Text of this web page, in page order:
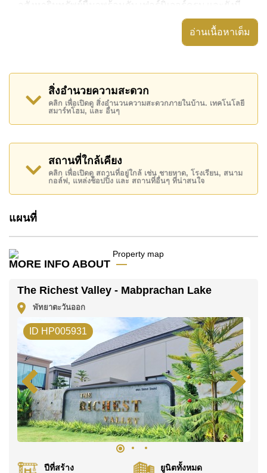
อสังหาริมทรัพย์นี้มาพร้อมกับ เฟอร์นิเจอร์ครบ และยังมี
สิ่งอำนวยความสะดวก ได้แก่ วิลล่าชั้นเดียว, สนามหญ้า
ขนาดเล็ก, พื้นที่นั่งเล่นกลางแจ้งพร้อมหลังคา,
The Richest Valley - Mabprachan Lake มีสิ่งอำนวย
ความสะดวกส่วนกลาง ได้แก่ รักษาความปลอดภัย 24
ชั่วโมง, ทางเข้ามีไม้กั้น
สถานที่สำคัญใกล้ The Richest Valley - Mabprachan
Lake ได้แก่: ใกล้ทางด่วนมอเตอร์เวย์หรือทางหลวง , มาบ
ประชัน เลค, สนามแข่งรถ พีระเรซเซอร์กิต, ไทยโปโล
คลับ, ปีโป้ โพนี่ คลับ, พัทยาเวคพาร์ค, ฟาร์มแกะพัทยา ,
สยามคันทรีคลับ (สนามเก่า ไร่ ริมน้ำ และโรลลิ่งฮิลส์),
จอมเทียน
อสังหาริมทรัพย์นี้มีไว้สำหรับขายในราคา ฿ 16,800,000
บาท
ไทย โดยมี ค่าโอนคนละครึ่ง
ค้นพบโอกาสในการทำให้ที่อยู่อาศัยนี้เป็นบ้านในฝันของ
คุณ!
ติดต่อ Cornerstone Real Estate โทร +6638411250
หรือ อีเมล
info@cornerstone.co.th
WhatsApp ของสำนักงาน:+66807945904และ LINE:
@cornerstonepattaya
อ่านเนื้อหาเต็ม
สิ่งอำนวยความสะดวก
คลิก เพื่อเปิดดู สิ่งอำนวนความสะดวกภายในบ้าน. เทคโนโลยี
สมาร์ทโฮม, และ อื่นๆ
สถานที่ใกล้เคียง
คลิก เพื่อเปิดดู สถานที่อยู่ใกล้ เช่น ชายหาด, โรงเรียน, สนาม
กอล์ฟ, แหล่งช็อปปิ้ง และ สถานที่อื่นๆ ที่น่าสนใจ
แผนที่
MORE INFO ABOUT
The Richest Valley - Mabprachan Lake
พัทยาตะวันออก
ID HP005931
ปีที่สร้าง
ยูนิตทั้งหมด